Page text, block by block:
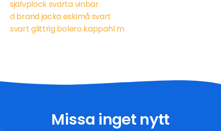
självplock svarta vinbär
d brand jacka eskimå svart
svart glittrig bolero kappahl m
Missa inget nytt